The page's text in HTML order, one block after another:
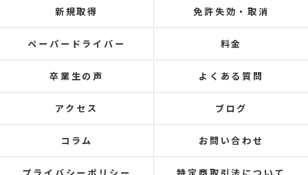
新規取得 免許失効・取消
ペーパードライバー 料金
卒業生の声 よくある質問
アクセス ブログ
コラム お問い合わせ